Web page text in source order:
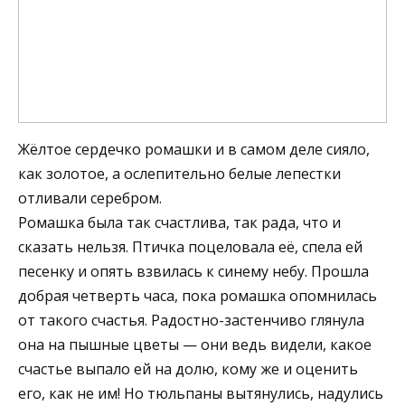
Жёлтое сердечко ромашки и в самом деле сияло,
как золотое, а ослепительно белые лепестки
отливали серебром.
Ромашка была так счастлива, так рада, что и
сказать нельзя. Птичка поцеловала её, спела ей
песенку и опять взвилась к синему небу. Прошла
добрая четверть часа, пока ромашка опомнилась
от такого счастья. Радостно-застенчиво глянула
она на пышные цветы — они ведь видели, какое
счастье выпало ей на долю, кому же и оценить
его, как не им! Но тюльпаны вытянулись, надулись